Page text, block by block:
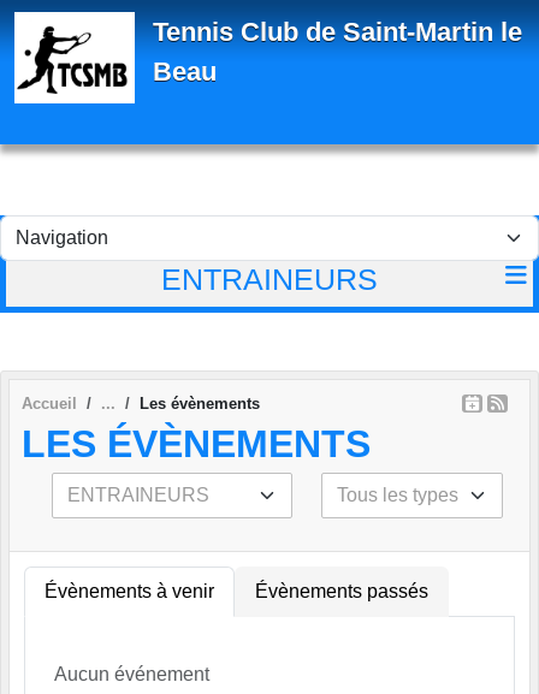
Tennis Club de Saint-Martin le
Beau
ENTRAINEURS
Accueil Les évènements
LES ÉVÈNEMENTS
Évènements à venir Évènements passés
Aucun événement
Panneau de gestion des cookies